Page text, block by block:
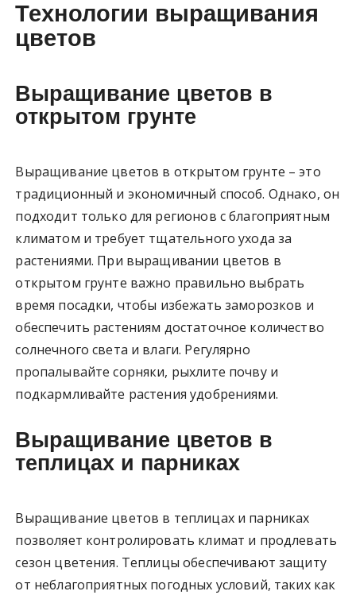
Технологии выращивания
цветов
Выращивание цветов в
открытом грунте
Выращивание цветов в открытом грунте – это
традиционный и экономичный способ. Однако, он
подходит только для регионов с благоприятным
климатом и требует тщательного ухода за
растениями. При выращивании цветов в
открытом грунте важно правильно выбрать
время посадки, чтобы избежать заморозков и
обеспечить растениям достаточное количество
солнечного света и влаги. Регулярно
пропалывайте сорняки, рыхлите почву и
подкармливайте растения удобрениями.
Выращивание цветов в
теплицах и парниках
Выращивание цветов в теплицах и парниках
позволяет контролировать климат и продлевать
сезон цветения. Теплицы обеспечивают защиту
от неблагоприятных погодных условий, таких как